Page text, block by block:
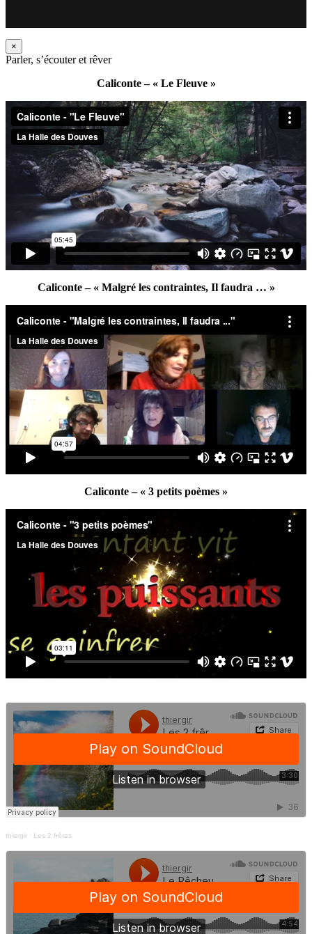
×
Parler, s’écouter et rêver
Caliconte – « Le Fleuve »
Caliconte – « Malgré les contraintes, Il faudra … »
Caliconte – « 3 petits poèmes »
thiergir · Les 2 frêres